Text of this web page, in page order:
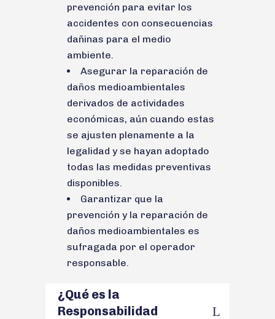
prevención para evitar los
accidentes con consecuencias
dañinas para el medio
ambiente.
Asegurar la reparación de
daños medioambientales
derivados de actividades
económicas, aún cuando estas
se ajusten plenamente a la
legalidad y se hayan adoptado
todas las medidas preventivas
disponibles.
Garantizar que la
prevención y la reparación de
daños medioambientales es
sufragada por el operador
responsable.
¿Qué es la
Responsabilidad